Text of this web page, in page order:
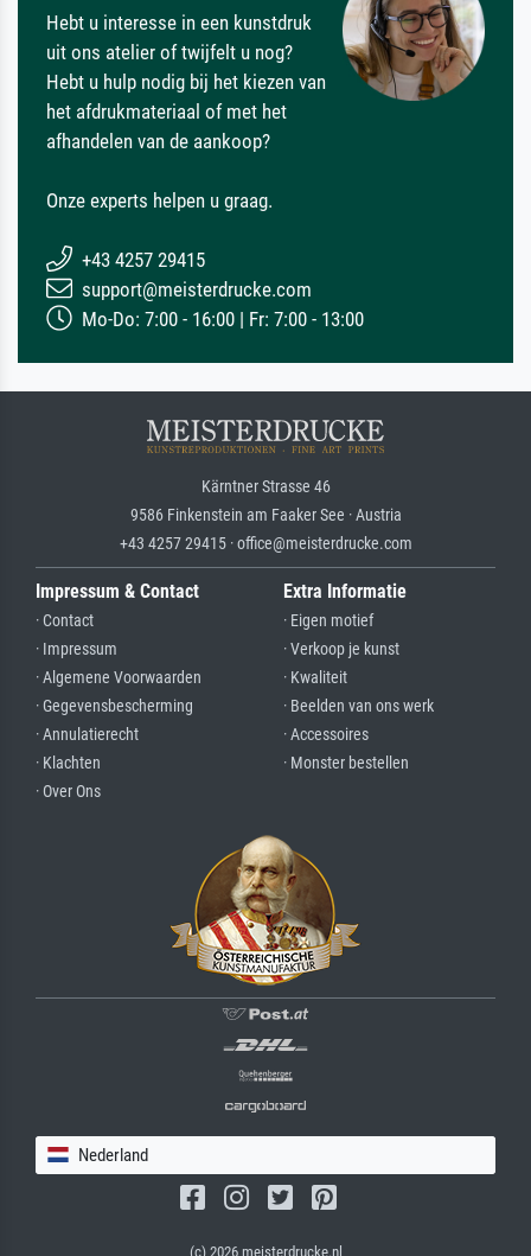
Hebt u interesse in een kunstdruk
uit ons atelier of twijfelt u nog?
Hebt u hulp nodig bij het kiezen van
het afdrukmateriaal of met het
afhandelen van de aankoop?
Onze experts helpen u graag.
+43 4257 29415
support@meisterdrucke.com
Mo-Do: 7:00 - 16:00 | Fr: 7:00 - 13:00
Kärntner Strasse 46
9586 Finkenstein am Faaker See · Austria
+43 4257 29415 · office@meisterdrucke.com
Impressum & Contact
· Contact
· Impressum
· Algemene Voorwaarden
· Gegevensbescherming
· Annulatierecht
· Klachten
· Over Ons
Extra Informatie
· Eigen motief
· Verkoop je kunst
· Kwaliteit
· Beelden van ons werk
· Accessoires
· Monster bestellen
Nederland
(c) 2026 meisterdrucke.nl